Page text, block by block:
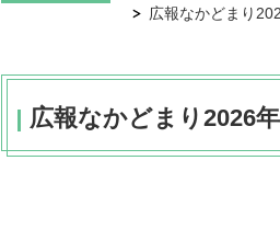
広報なかどまり
広報なかどまり2026